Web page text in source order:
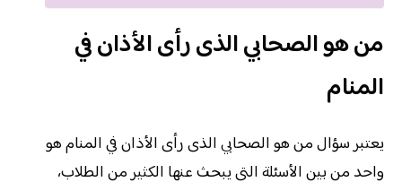
من هو الصحابي الذى رأى الأذان في
المنام
يعتبر سؤال من هو الصحابي الذى رأى الأذان في المنام هو
واحد من بين الأسئلة التي يبحث عنها الكثير من الطلاب،